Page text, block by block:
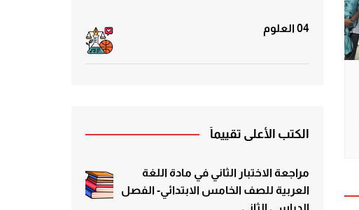
04 العلوم
الكتب الأعلى تقييماً
مراجعة الاختبار الثاني في مادة اللغة
العربية للصف الخامس الابتدائي- الفصل
الدراسي الثاني